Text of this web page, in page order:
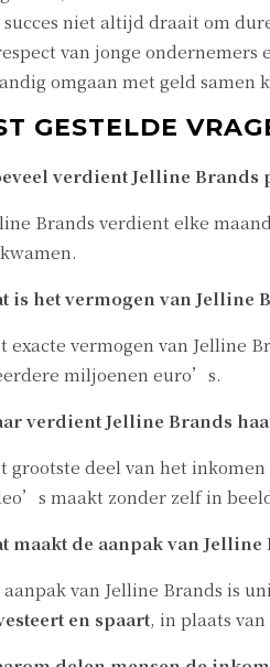
succes niet altijd draait om
van jonge
omgaan met geld samen
GESTELDE
verdient Jelline Brands
Brands verdient elke
is het vermogen van Jelline
exacte vermogen van Jelline
miljoenen euro’s.
verdient Jelline Brands
grootste deel van het
maakt zonder zelf in
maakt de aanpak van Jelline
aanpak van Jelline Brands is
en spaart, in plaats